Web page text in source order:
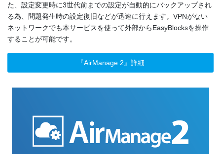
た、設定変更時に3世代前までの設定が自動的にバックアップされ
る為、問題発生時の設定復旧などが迅速に行えます。VPNがない
ネットワークでも本サービスを使って外部からEasyBlocksを操作
することが可能です。
『AirManage 2』詳細